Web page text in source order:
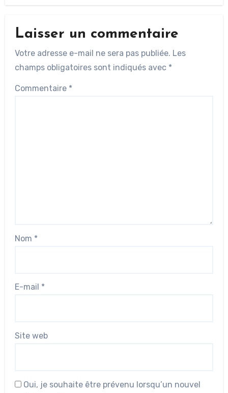
Laisser un commentaire
Votre adresse e-mail ne sera pas publiée. Les
champs obligatoires sont indiqués avec *
Commentaire *
Nom *
E-mail *
Site web
Oui, je souhaite être prévenu lorsqu’un nouvel